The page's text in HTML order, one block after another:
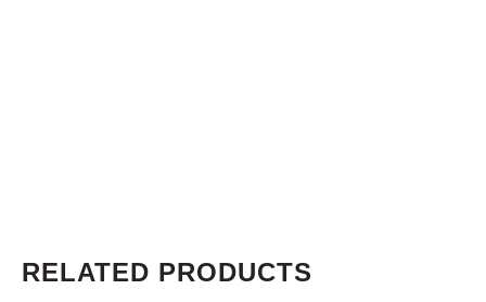
RELATED PRODUCTS